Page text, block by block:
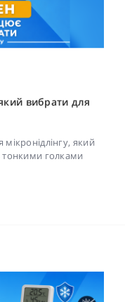
вибрати для
який
голками